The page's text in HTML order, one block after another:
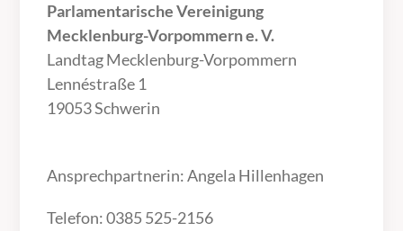
Parlamentarische Vereinigung
Mecklenburg-Vorpommern e. V.
Landtag Mecklenburg-Vorpommern
Lennéstraße 1
19053 Schwerin
Ansprechpartnerin: Angela Hillenhagen
Telefon: 0385 525-2156